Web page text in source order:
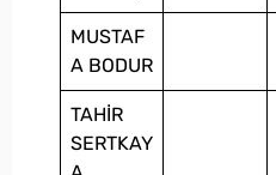
MUSTAF
A BODUR
TAHİR
SERTKAY